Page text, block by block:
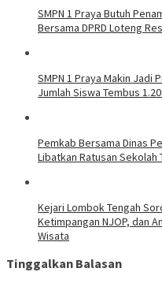
SMPN 1 Praya Butuh
Bersama DPRD Loteng
SMPN 1 Praya Makin Jadi
Jumlah Siswa Tembus
Pemkab Bersama Dinas
Libatkan Ratusan Sekolah
Kejari Lombok Tengah
Ketimpangan NJOP, dan
Wisata
Tinggalkan Balasan